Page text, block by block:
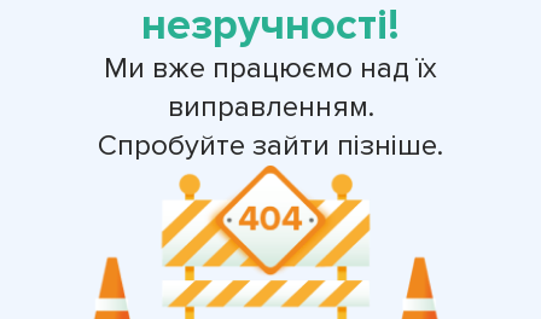
незручності!
Ми вже працюємо над їх
виправленням.
Спробуйте зайти пізніше.